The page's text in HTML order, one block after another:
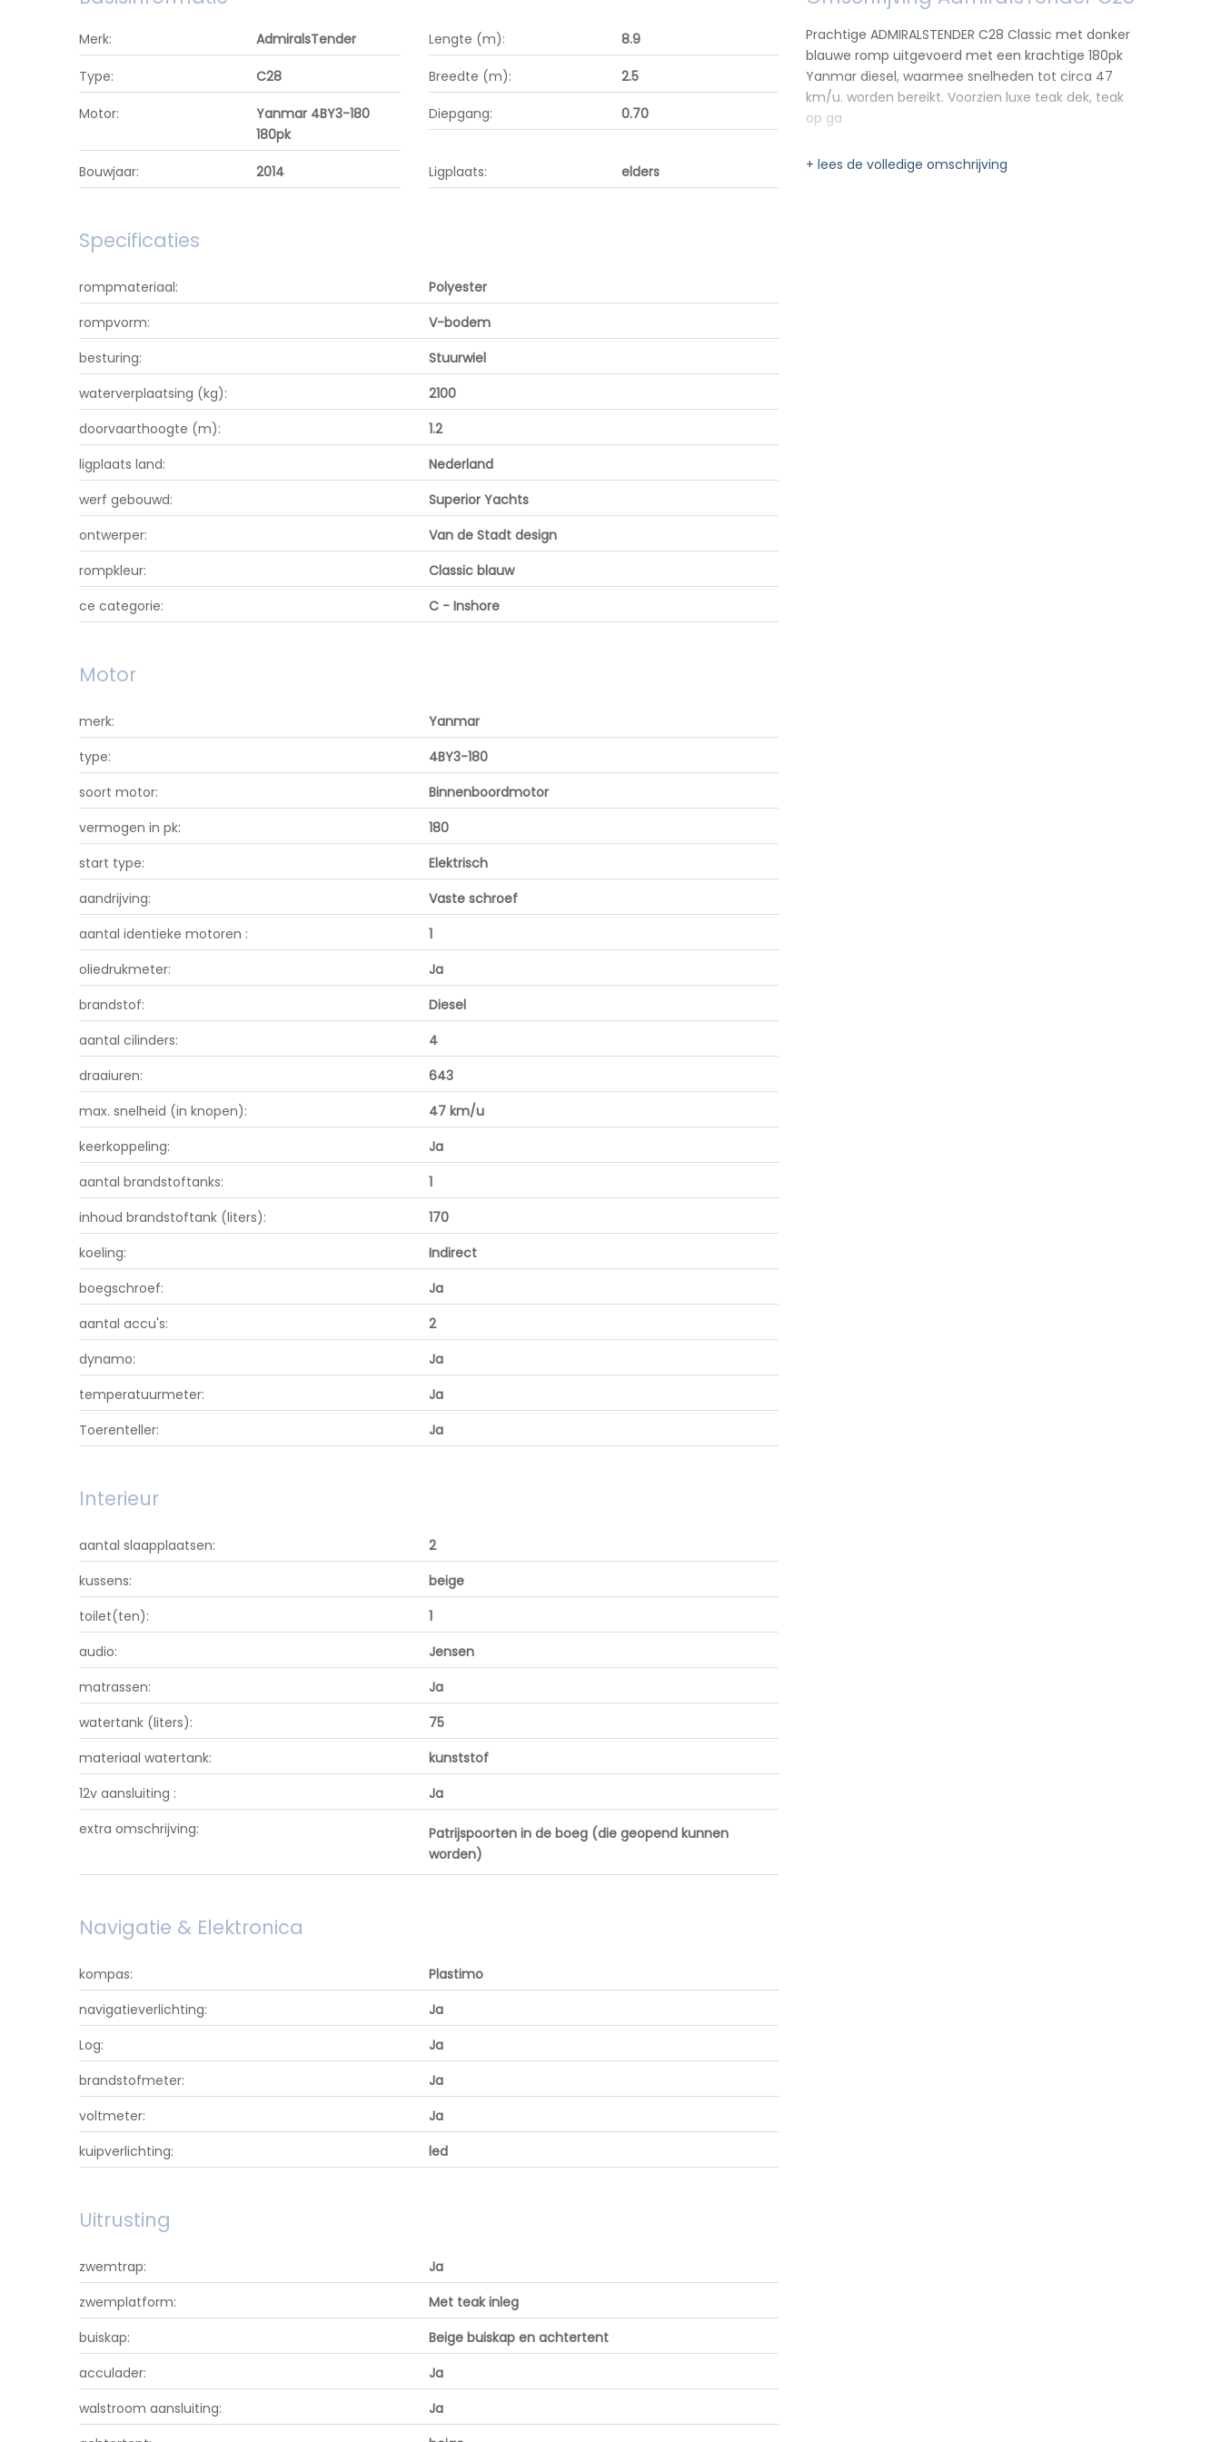
Prachtige ADMIRALSTENDER C28 Classic met donker
blauwe romp uitgevoerd met een krachtige 180pk
Yanmar diesel, waarmee snelheden tot circa 47
km/u. worden bereikt. Voorzien luxe teak dek, teak
op ga
+ lees de volledige omschrijving
Merk: AdmiralsTender Lengte (m): 8.9
Type: C28 Breedte (m): 2.5
Motor:
Yanmar 4BY3-180
180pk
Diepgang: 0.70
Bouwjaar: 2014 Ligplaats: elders
Specificaties
rompmateriaal:
Polyester
rompvorm:
V-bodem
besturing:
Stuurwiel
waterverplaatsing (kg):
2100
doorvaarthoogte (m):
1.2
ligplaats land:
Nederland
werf gebouwd:
Superior Yachts
ontwerper:
Van de Stadt design
rompkleur:
Classic blauw
ce categorie:
C - Inshore
Motor
merk:
Yanmar
type:
4BY3-180
soort motor:
Binnenboordmotor
vermogen in pk:
180
start type:
Elektrisch
aandrijving:
Vaste schroef
aantal identieke motoren :
1
oliedrukmeter:
Ja
brandstof:
Diesel
aantal cilinders:
4
draaiuren:
643
max. snelheid (in knopen):
47 km/u
keerkoppeling:
Ja
aantal brandstoftanks:
1
inhoud brandstoftank (liters):
170
koeling:
Indirect
boegschroef:
Ja
aantal accu's:
2
dynamo:
Ja
temperatuurmeter:
Ja
Toerenteller:
Ja
Interieur
aantal slaapplaatsen:
2
kussens:
beige
toilet(ten):
1
audio:
Jensen
matrassen:
Ja
watertank (liters):
75
materiaal watertank:
kunststof
12v aansluiting :
Ja
extra omschrijving:
Patrijspoorten in de boeg (die geopend kunnen
worden)
Navigatie & Elektronica
kompas:
Plastimo
navigatieverlichting:
Ja
Log:
Ja
brandstofmeter:
Ja
voltmeter:
Ja
kuipverlichting:
led
Uitrusting
zwemtrap:
Ja
zwemplatform:
Met teak inleg
buiskap:
Beige buiskap en achtertent
acculader:
Ja
walstroom aansluiting:
Ja